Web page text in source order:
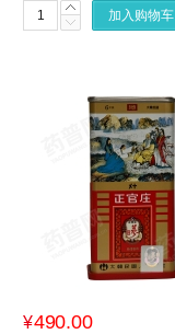
加入购物车
¥490.00